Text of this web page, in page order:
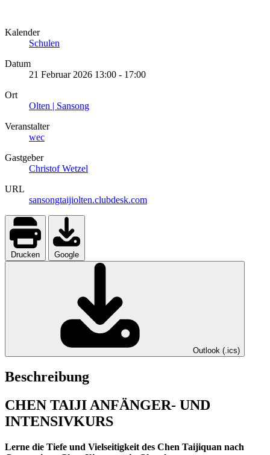
Kalender
Schulen
Datum
21 Februar 2026 13:00 - 17:00
Ort
Olten | Sansong
Veranstalter
wec
Gastgeber
Christof Wetzel
URL
sansongtaijiolten.clubdesk.com
Drucken Google
Outlook (.ics)
Beschreibung
CHEN TAIJI ANFÄNGER- UND
INTENSIVKURS
Lerne die Tiefe und Vielseitigkeit des Chen Taijiquan nach